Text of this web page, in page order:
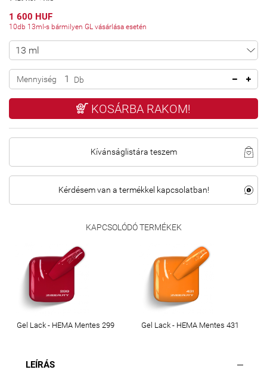
1 600 HUF
10db 13ml-s bármilyen GL vásárlása esetén
Mennyiség Db
KOSÁRBA RAKOM!
Kívánságlistára teszem
Kérdésem van a termékkel kapcsolatban!
KAPCSOLÓDÓ TERMÉKEK
Gel Lack - HEMA Mentes 299 Gel Lack - HEMA Mentes 431
LEÍRÁS